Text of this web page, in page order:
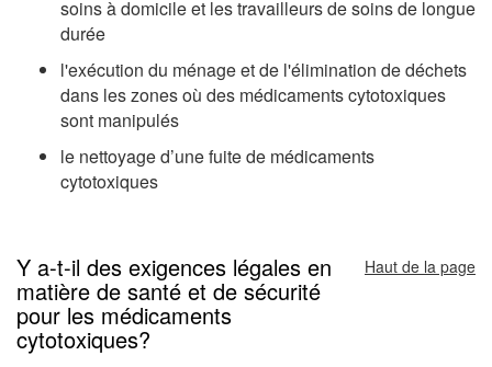
soins à domicile et les travailleurs de soins de longue
durée
l'exécution du ménage et de l'élimination de déchets
dans les zones où des médicaments cytotoxiques
sont manipulés
le nettoyage d’une fuite de médicaments
cytotoxiques
Y a-t-il des exigences légales en
matière de santé et de sécurité
pour les médicaments
cytotoxiques?
Haut de la page